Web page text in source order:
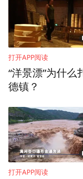
打开APP阅读
“洋景漂”为什么
德镇？
打开APP阅读